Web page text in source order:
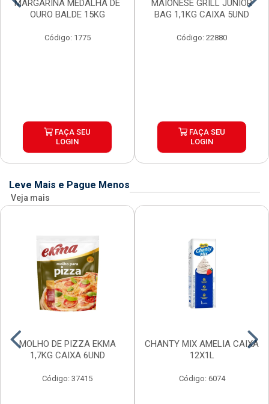
MARGARINA MEDALHA DE
OURO BALDE 15KG
Código: 1775
FAÇA SEU
LOGIN
MAIONESE GRILL JUNIOR
BAG 1,1KG CAIXA 5UND
Código: 22880
FAÇA SEU
LOGIN
Leve Mais e Pague Menos
Veja mais
MOLHO DE PIZZA EKMA
1,7KG CAIXA 6UND
Código: 37415
CHANTY MIX AMELIA CAIXA
12X1L
Código: 6074